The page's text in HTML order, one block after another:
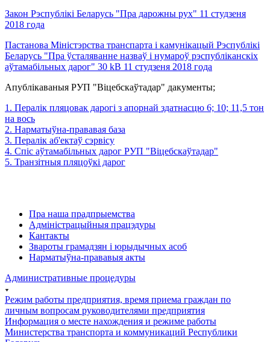
Закон Рэспублікі Беларусь "Пра дарожны рух" 11 студзеня
2018 года
Пастанова Міністэрства транспарта і камунікацый Рэспублікі
Беларусь "Пра ўсталяванне назваў і нумароў рэспубліканскіх
аўтамабільных дарог" 30 kB 11 студзеня 2018 года
Апублікаваныя РУП "Віцебскаўтадар" дакументы;
1. Пералік пляцовак дарогі з апорнай здатнасцю 6; 10; 11,5 тон
на вось
2. Нарматыўна-прававая база
3. Пералік аб'ектаў сэрвісу
4. Спіс аўтамабільных дарог РУП "Віцебскаўтадар"
5. Транзітныя пляцоўкі дарог
Пра наша прадпрыемства
Адміністрацыйныя працэдуры
Кантакты
Звароты грамадзян і юрыдычных асоб
Нарматыўна-прававыя акты
Административные процедуры
Режим работы предприятия, время приема граждан по
личным вопросам руководителями предприятия
Информация о месте нахождения и режиме работы
Министерства транспорта и коммуникаций Республики